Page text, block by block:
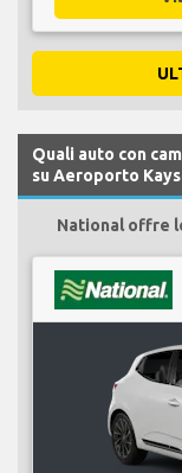
Quali auto con
su Aeroporto
National offre